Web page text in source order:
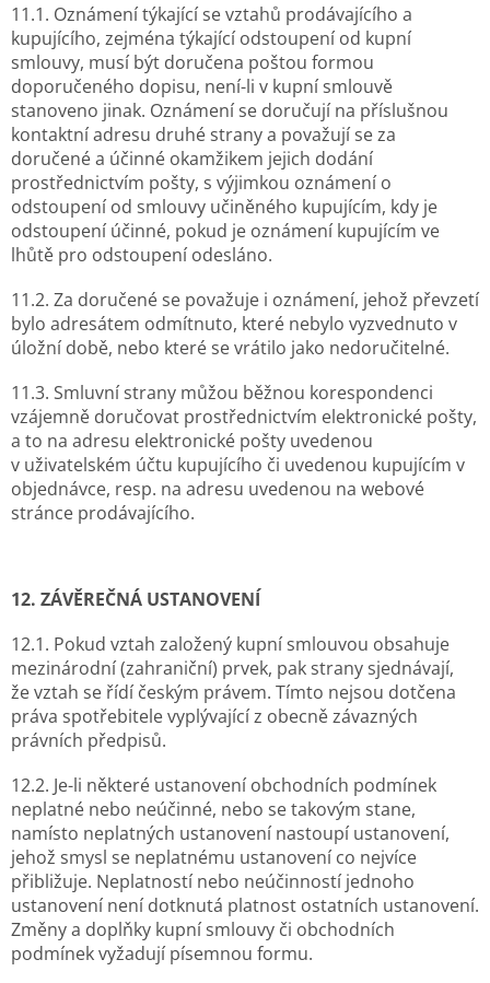
11.1. Oznámení týkající se vztahů prodávajícího a
kupujícího, zejména týkající odstoupení od kupní
smlouvy, musí být doručena poštou formou
doporučeného dopisu, není-li v kupní smlouvě
stanoveno jinak. Oznámení se doručují na příslušnou
kontaktní adresu druhé strany a považují se za
doručené a účinné okamžikem jejich dodání
prostřednictvím pošty, s výjimkou oznámení o
odstoupení od smlouvy učiněného kupujícím, kdy je
odstoupení účinné, pokud je oznámení kupujícím ve
lhůtě pro odstoupení odesláno.
11.2. Za doručené se považuje i oznámení, jehož převzetí
bylo adresátem odmítnuto, které nebylo vyzvednuto v
úložní době, nebo které se vrátilo jako nedoručitelné.
11.3. Smluvní strany můžou běžnou korespondenci
vzájemně doručovat prostřednictvím elektronické pošty,
a to na adresu elektronické pošty uvedenou
v uživatelském účtu kupujícího či uvedenou kupujícím v
objednávce, resp. na adresu uvedenou na webové
stránce prodávajícího.
12. ZÁVĚREČNÁ USTANOVENÍ
12.1. Pokud vztah založený kupní smlouvou obsahuje
mezinárodní (zahraniční) prvek, pak strany sjednávají,
že vztah se řídí českým právem. Tímto nejsou dotčena
práva spotřebitele vyplývající z obecně závazných
právních předpisů.
12.2. Je-li některé ustanovení obchodních podmínek
neplatné nebo neúčinné, nebo se takovým stane,
namísto neplatných ustanovení nastoupí ustanovení,
jehož smysl se neplatnému ustanovení co nejvíce
přibližuje. Neplatností nebo neúčinností jednoho
ustanovení není dotknutá platnost ostatních ustanovení.
Změny a doplňky kupní smlouvy či obchodních
podmínek vyžadují písemnou formu.